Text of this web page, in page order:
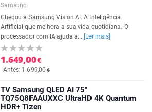
Samsung
Chegou a Samsung Vision AI. A Inteligência
Artificial que melhora a sua vida quotidiana. O
processador com IA ajuda a...
[Ler mais]
1.649,00€
Antes: 1.699,00€
TV Samsung QLED AI 75''
TQ75Q8FAAUXXC UltraHD 4K Quantum
HDR+ Tizen